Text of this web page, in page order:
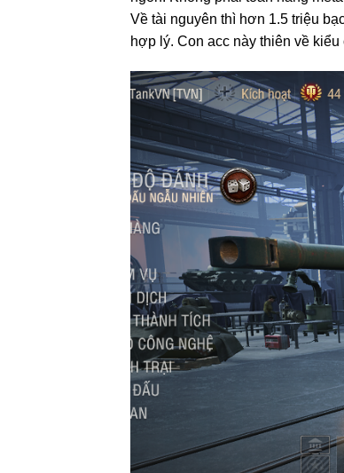
Về tài nguyên thì hơn 1.5 triệu
hợp lý. Con acc này thiên về